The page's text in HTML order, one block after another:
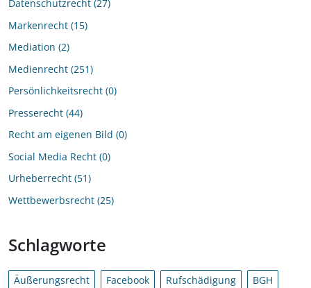
Datenschutzrecht 27
Markenrecht 15
Mediation 2
Medienrecht 251
Persönlichkeitsrecht 0
Presserecht 44
Recht am eigenen Bild 0
Social Media Recht 0
Urheberrecht 51
Wettbewerbsrecht 25
Schlagworte
Äußerungsrecht Facebook Rufschädigung
BGH